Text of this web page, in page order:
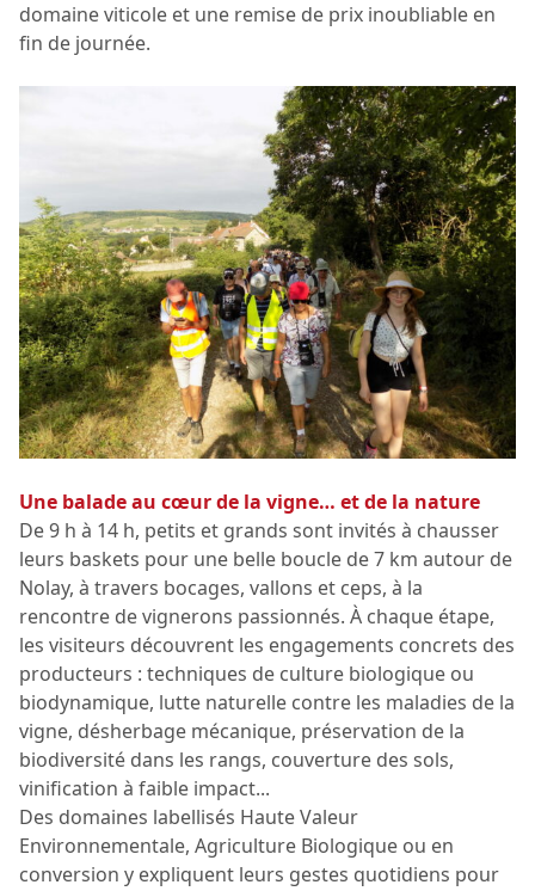
domaine viticole et une remise de prix inoubliable en
fin de journée.
Une balade au cœur de la vigne… et de la nature
De 9 h à 14 h, petits et grands sont invités à chausser
leurs baskets pour une belle boucle de 7 km autour de
Nolay, à travers bocages, vallons et ceps, à la
rencontre de vignerons passionnés. À chaque étape,
les visiteurs découvrent les engagements concrets des
producteurs : techniques de culture biologique ou
biodynamique, lutte naturelle contre les maladies de la
vigne, désherbage mécanique, préservation de la
biodiversité dans les rangs, couverture des sols,
vinification à faible impact...
Des domaines labellisés Haute Valeur
Environnementale, Agriculture Biologique ou en
conversion y expliquent leurs gestes quotidiens pour